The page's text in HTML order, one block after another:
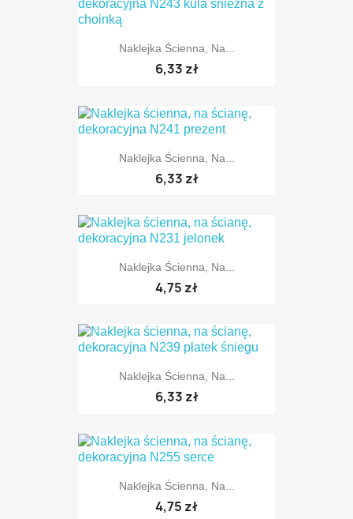
TYLKO ONLINE
Naklejka Ścienna, Na...
6,33 zł
TYLKO ONLINE
Naklejka Ścienna, Na...
6,33 zł
TYLKO ONLINE
Naklejka Ścienna, Na...
4,75 zł
TYLKO ONLINE
Naklejka Ścienna, Na...
6,33 zł
TYLKO ONLINE
Naklejka Ścienna, Na...
4,75 zł